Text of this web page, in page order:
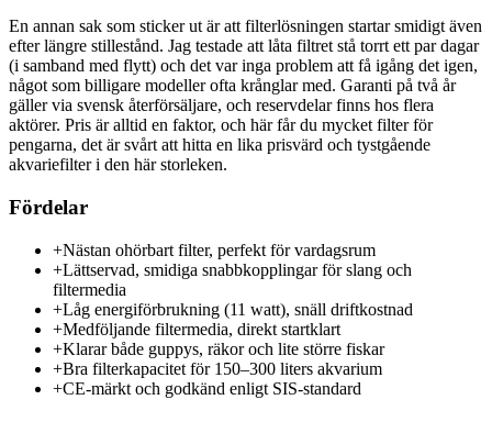
En annan sak som sticker ut är att filterlösningen startar smidigt även
efter längre stillestånd. Jag testade att låta filtret stå torrt ett par dagar
(i samband med flytt) och det var inga problem att få igång det igen,
något som billigare modeller ofta krånglar med. Garanti på två år
gäller via svensk återförsäljare, och reservdelar finns hos flera
aktörer. Pris är alltid en faktor, och här får du mycket filter för
pengarna, det är svårt att hitta en lika prisvärd och tystgående
akvariefilter i den här storleken.
Fördelar
+Nästan ohörbart filter, perfekt för vardagsrum
+Lättservad, smidiga snabbkopplingar för slang och
filtermedia
+Låg energiförbrukning (11 watt), snäll driftkostnad
+Medföljande filtermedia, direkt startklart
+Klarar både guppys, räkor och lite större fiskar
+Bra filterkapacitet för 150–300 liters akvarium
+CE-märkt och godkänd enligt SIS-standard